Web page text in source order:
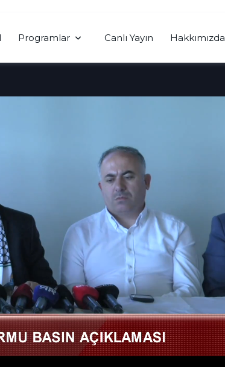
Programlar Canlı Yayın Hakkımızda